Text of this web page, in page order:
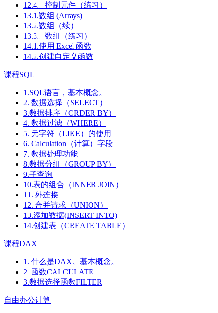
12.4。控制元件（练习）
13.1.数组 (Arrays)
13.2.数组（续）
13.3。数组（练习）
14.1.使用 Excel 函数
14.2.创建自定义函数
课程SQL
1.SQL语言，基本概念。
2. 数据选择（SELECT）
3.数据排序（ORDER BY）
4. 数据过滤（WHERE）
5. 元字符（LIKE）的使用
6. Calculation（计算）字段
7. 数据处理功能
8.数据分组（GROUP BY）
9.子查询
10.表的组合（INNER JOIN）
11. 外连接
12. 合并请求（UNION）
13.添加数据(INSERT INTO)
14.创建表（CREATE TABLE）
课程DAX
1. 什么是DAX。基本概念。
2. 函数CALCULATE
3.数据选择函数FILTER
自由办公计算